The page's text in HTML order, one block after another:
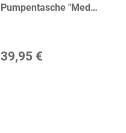
Pumpentasche "Med
39,95 €